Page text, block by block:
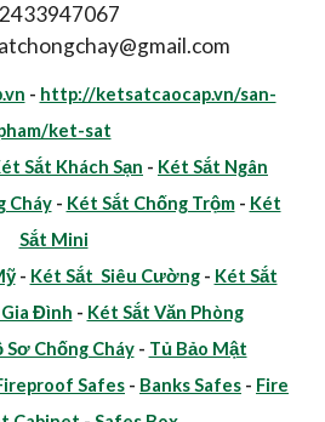
- http://ketsatcaocap.vn/san-
ket-sat
Sắt Khách Sạn - Két Sắt Ngân
Cháy- Két Sắt Chống Trộm- Két
Sắt Mini
- Két Sắt Siêu Cường- Két Sắt
Đình - Két Sắt Văn Phòng
Sơ Chống Cháy- Tủ Bảo Mật
Safes - Banks Safes - Fire